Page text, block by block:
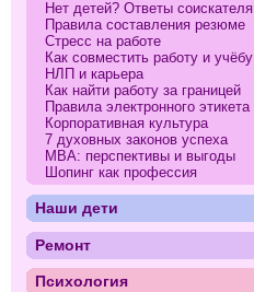
Нет детей? Ответы соискателя
Правила составления резюме
Стресс на работе
Как совместить работу и учёбу
НЛП и карьера
Как найти работу за границей
Правила электронного этикета
Корпоративная культура
7 духовных законов успеха
МВА: перспективы и выгоды
Шопинг как профессия
Наши дети
Ремонт
Психология